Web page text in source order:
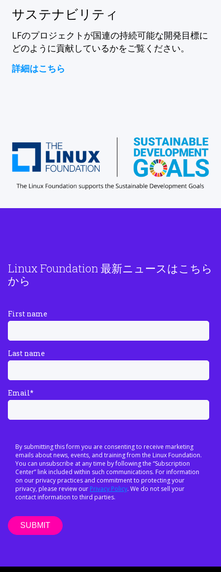
サステナビリティ
LFのプロジェクトが国連の持続可能な開発目標に
どのように貢献しているかをご覧ください。
詳細はこちら
Linux Foundation 最新ニュースはこちら
から
First name
Last name
Email*
By submitting this form you are consenting to receive marketing
emails about news, events, and training from the Linux Foundation.
You can unsubscribe at any time by following the “Subscription
Center” link included within such communications. For information
on our privacy practices and commitment to protecting your
privacy, please review our Privacy Policy. We do not sell your
contact information to third parties.